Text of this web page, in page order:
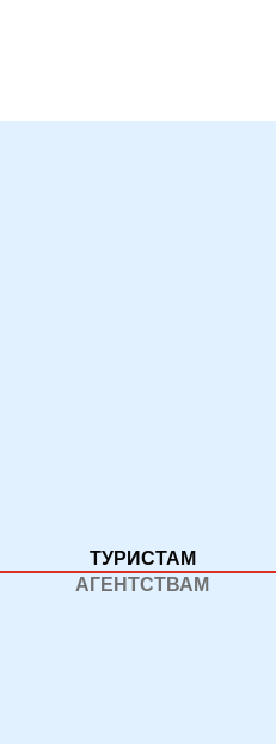
ТУРИСТАМ
АГЕНТСТВАМ